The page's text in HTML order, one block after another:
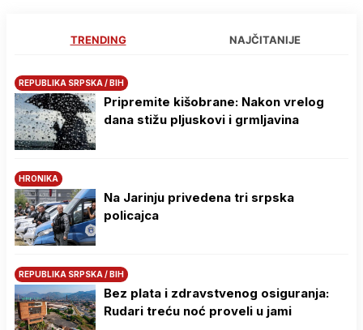
TRENDING NAJČITANIJE
REPUBLIKA SRPSKA / BIH
Pripremite kišobrane: Nakon vrelog
dana stižu pljuskovi i grmljavina
HRONIKA
Na Јarinju privedena tri srpska
policajca
REPUBLIKA SRPSKA / BIH
Bez plata i zdravstvenog osiguranja:
Rudari treću noć proveli u jami